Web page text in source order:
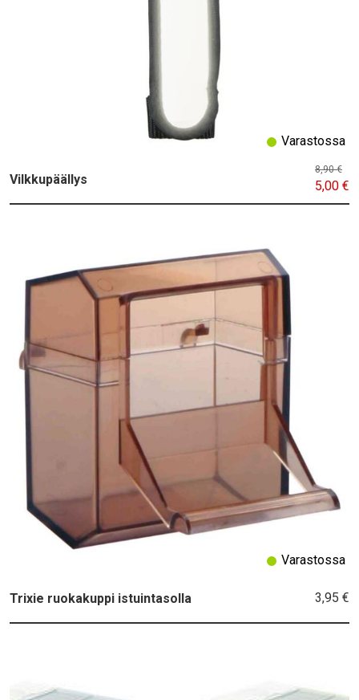
Vilkkupäällys
8,90 €
5,00 €
Varastossa
Trixie ruokakuppi istuintasolla 3,95 €
Varastossa